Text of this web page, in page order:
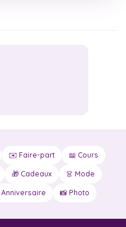
✉️ Faire-part 📖 Cours
🎁 Cadeaux 👗 Mode
Anniversaire 📸 Photo